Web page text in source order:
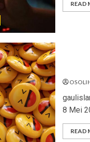
READ
8 Mei
READ